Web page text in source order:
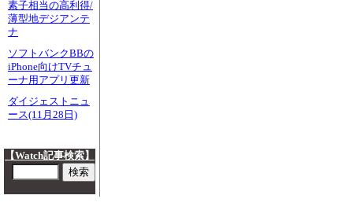
素子相当の高利得/
薄型地デジアンテ
ナ
ソフトバンクBBの
iPhone向けTVチュ
ーナ用アプリ更新
ダイジェストニュ
ース(11月28日)
【Watch記事検索】